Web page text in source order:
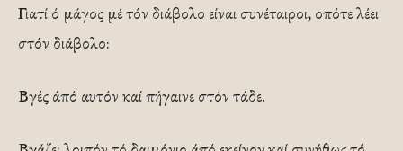
Γιατί ό μάγος μέ τόν διάβολο είναι συνέταιροι, οπότε λέει
στόν διάβολο:
Βγές άπό αυτόν καί πήγαινε στόν τάδε.